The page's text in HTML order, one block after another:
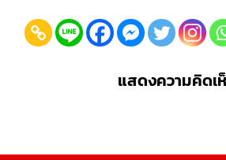
แสดงความคิดเ